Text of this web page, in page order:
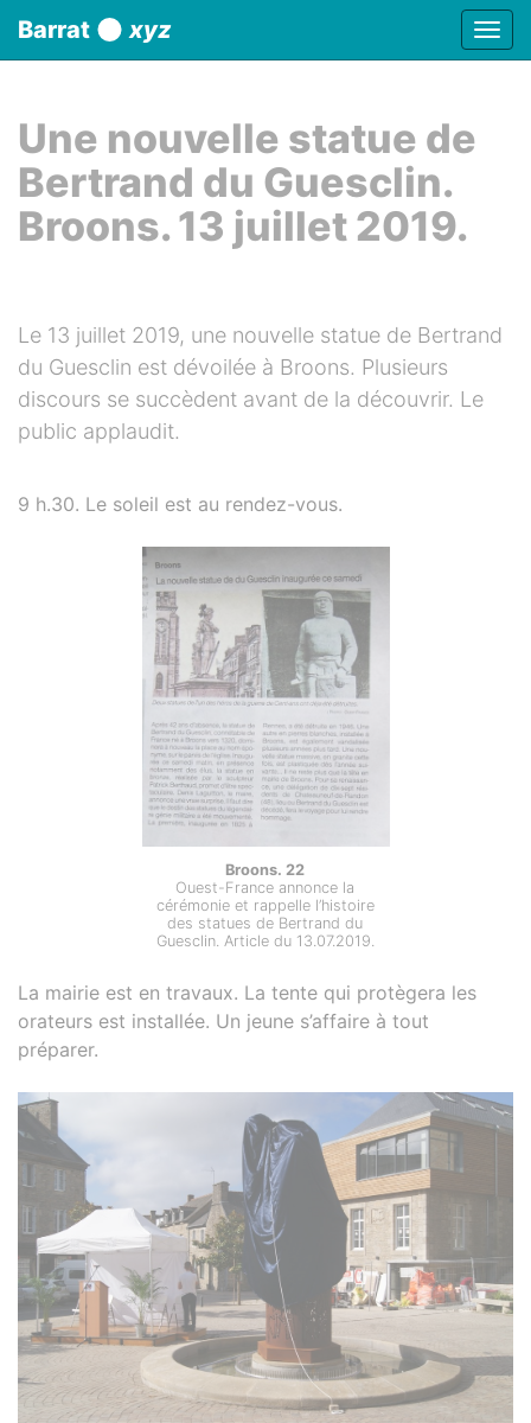
Barrat xyz
Une nouvelle statue de
Bertrand du Guesclin.
Broons. 13 juillet 2019.
Le 13 juillet 2019, une nouvelle statue de Bertrand
du Guesclin est dévoilée à Broons. Plusieurs
discours se succèdent avant de la découvrir. Le
public applaudit.
9 h.30. Le soleil est au rendez-vous.
Broons. 22
Ouest-France annonce la
cérémonie et rappelle l’histoire
des statues de Bertrand du
Guesclin. Article du 13.07.2019.
La mairie est en travaux. La tente qui protègera les
orateurs est installée. Un jeune s’affaire à tout
préparer.
Panneau de gestion des cookies